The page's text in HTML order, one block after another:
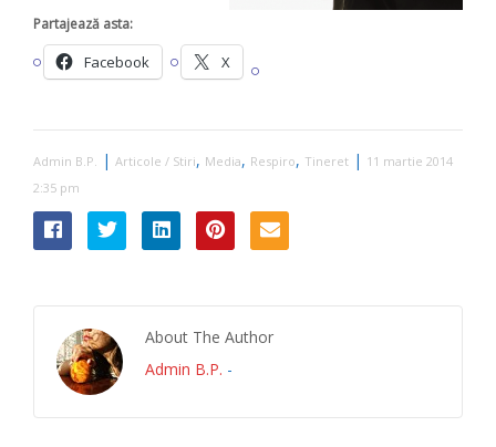
Partajează asta:
Facebook X
Admin B.P. | Articole / Stiri, Media, Respiro, Tineret | 11 martie 2014
2:35 pm
About The Author
Admin B.P. -